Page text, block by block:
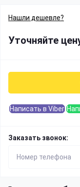
Нашли дешевле?
Уточняйте
Написать в Viber
Заказать звонок: